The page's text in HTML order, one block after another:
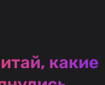
какие